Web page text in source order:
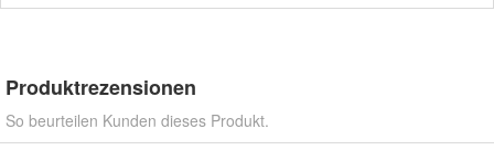
Produktrezensionen
So beurteilen Kunden dieses Produkt.